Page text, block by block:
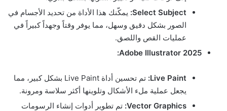
Select Subject: يمكّنك هذا الأداة من تحديد الأجسام في
الصور بشكل دقيق وسهل، مما يوفر وقتاً وجهداً كبيراً في
عمليات القص واللصق.
Adobe Illustrator 2025:
Live Paint:
تم تحسين أداة Live Paint بشكل كبير، مما
يجعل عملية ملء الأشكال وتلوينها أكثر سلاسة ومرونة.
Vector Graphics: تم تطوير أدوات إنشاء الرسومات